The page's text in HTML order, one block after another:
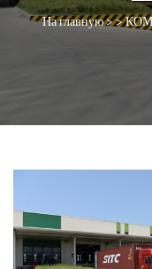
На главную> >